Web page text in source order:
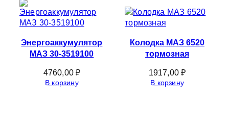
Энергоаккумулятор
МАЗ 30-3519100
4760,00₽
В корзину
Колодка МАЗ 6520
тормозная
1917,00₽
В корзину